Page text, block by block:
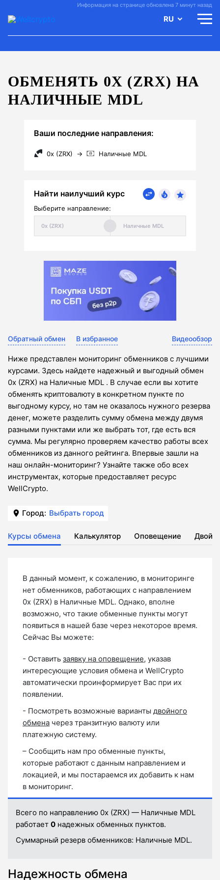
Информация на странице обновлена 7 минут назад
RU
ОБМЕНЯТЬ 0X (ZRX) НА
НАЛИЧНЫЕ MDL
Ваши последние направления:
0x (ZRX) → Наличные MDL
Найти наилучший курс
Выберите направление:
Обратный обмен В избранное Видеообзор
Ниже представлен мониторинг обменников с лучшими
курсами. Здесь найдете надежный и выгодный обмен
0x (ZRX) на Наличные MDL . В случае если вы хотите
обменять криптовалюту в конкретном пункте по
выгодному курсу, но там не оказалось нужного резерва
денег, можете разделить сумму обмена между двумя
разными пунктами или же выбрать тот, где есть вся
сумма. Мы регулярно проверяем качество работы всех
обменников из данного рейтинга. Впервые зашли на
наш онлайн-мониторинг? Узнайте также обо всех
инструментах, которые предоставляет ресурс
WellCrypto.
Город: Выбрать город
Курсы обмена Калькулятор Оповещение
В данный момент, к сожалению, в мониторинге
нет обменников, работающих с направлением
0x (ZRX) в Наличные MDL. Однако, вполне
возможно, что такие обменные пункты могут
появиться в нашей базе через некоторое время.
Сейчас Вы можете:
- Оставить заявку на оповещение, указав
интересующие условия обмена и WellCrypto
автоматически проинформирует Вас при их
появлении.
- Посмотреть возможные варианты двойного
обмена через транзитную валюту или
платежную систему.
– Сообщить нам про обменные пункты,
которые работают с данным направлением и
локацией, и мы постараемся их добавить к нам
в мониторинг.
Всего по направлению 0x (ZRX) — Наличные MDL
работает 0 надежных обменных пунктов.
Суммарный резерв обменников: Наличные MDL.
Надежность обмена